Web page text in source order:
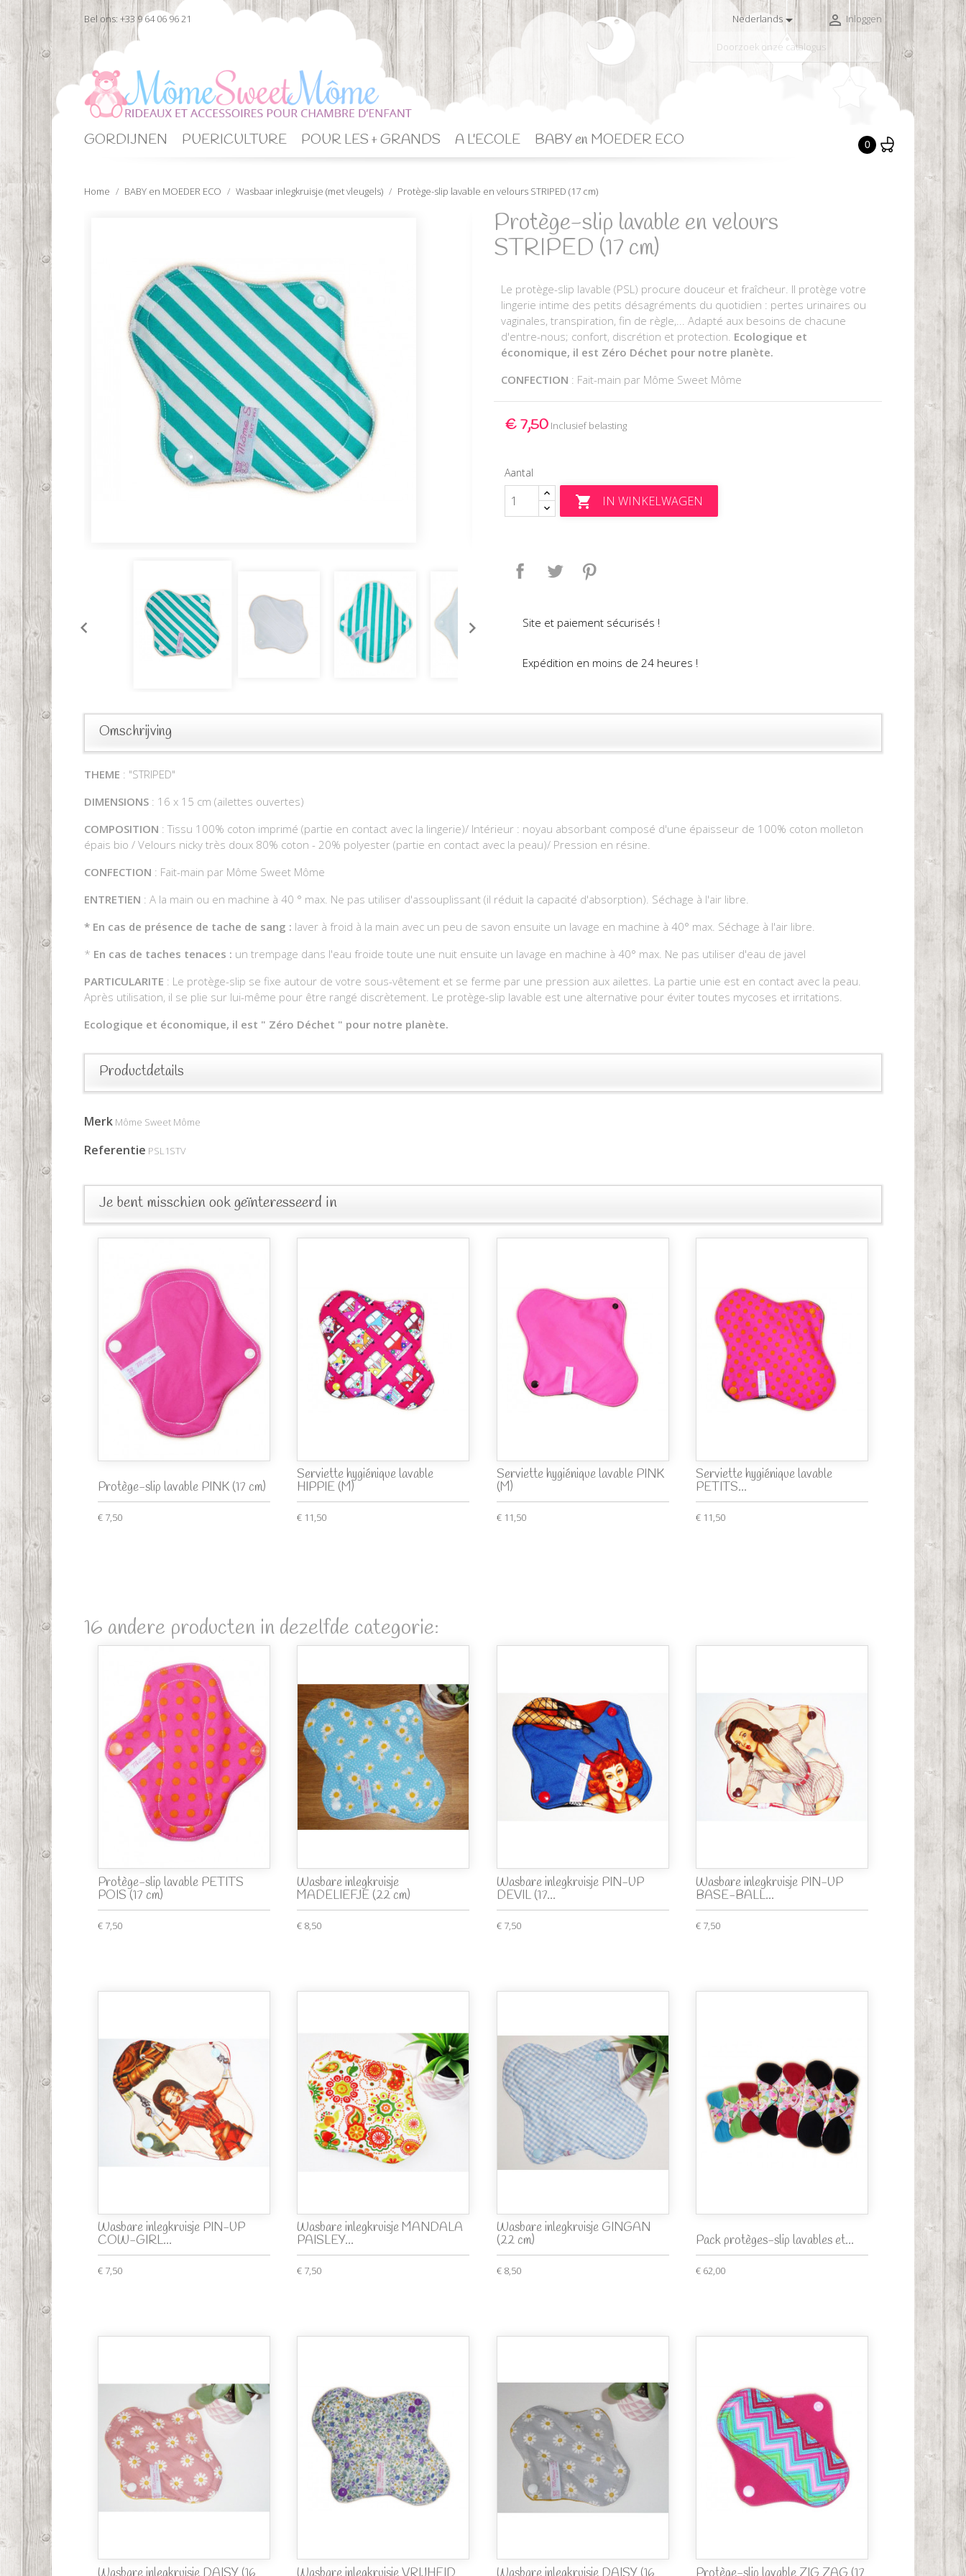
Bel ons: +33 9 64 06 96 21 Nederlands  Inloggen

GORDIJNEN PUERICULTURE POUR LES + GRANDS A L'ECOLE BABY en MOEDER ECO 0
Home BABY en MOEDER ECO Wasbaar inlegkruisje (met vleugels) Protège-slip lavable en velours STRIPED (17 cm)
Protège-slip lavable en velours
STRIPED (17 cm)
Le protège-slip lavable (PSL) procure douceur et fraîcheur. Il protège votre
lingerie intime des petits désagréments du quotidien : pertes urinaires ou
vaginales, transpiration, fin de règle,... Adapté aux besoins de chacune
d'entre-nous; confort, discrétion et protection. Ecologique et
économique, il est Zéro Déchet pour notre planète.
CONFECTION : Fait-main par Môme Sweet Môme
€ 7,50 Inclusief belasting
Aantal
 IN WINKELWAGEN
Delen Tweet
Site et paiement sécurisés !
Expédition en moins de 24 heures !
Omschrijving
THEME : "STRIPED"
DIMENSIONS : 16 x 15 cm (ailettes ouvertes)
COMPOSITION : Tissu 100% coton imprimé (partie en contact avec la lingerie)/ Intérieur : noyau absorbant composé d'une épaisseur de 100% coton molleton
épais bio / Velours nicky très doux 80% coton - 20% polyester (partie en contact avec la peau)/ Pression en résine.
CONFECTION : Fait-main par Môme Sweet Môme
ENTRETIEN : A la main ou en machine à 40 ° max. Ne pas utiliser d'assouplissant (il réduit la capacité d'absorption). Séchage à l'air libre.
* En cas de présence de tache de sang : laver à froid à la main avec un peu de savon ensuite un lavage en machine à 40° max. Séchage à l'air libre.
* En cas de taches tenaces : un trempage dans l'eau froide toute une nuit ensuite un lavage en machine à 40° max. Ne pas utiliser d'eau de javel
PARTICULARITE : Le protège-slip se fixe autour de votre sous-vêtement et se ferme par une pression aux ailettes. La partie unie est en contact avec la peau.
Après utilisation, il se plie sur lui-même pour être rangé discrètement. Le protège-slip lavable est une alternative pour éviter toutes mycoses et irritations.
Ecologique et économique, il est " Zéro Déchet " pour notre planète.
Productdetails
Merk Môme Sweet Môme
Referentie PSL1STV
Je bent misschien ook geïnteresseerd in
Protège-slip lavable PINK (17 cm)
€ 7,50
Serviette hygiénique lavable
HIPPIE (M)
€ 11,50
Serviette hygiénique lavable PINK
(M)
€ 11,50
Serviette hygiénique lavable
PETITS...
€ 11,50
16 andere producten in dezelfde categorie:
Protège-slip lavable PETITS
POIS (17 cm)
€ 7,50
Wasbare inlegkruisje
MADELIEFJE (22 cm)
€ 8,50
Wasbare inlegkruisje PIN-UP
DEVIL (17...
€ 7,50
Wasbare inlegkruisje PIN-UP
BASE-BALL...
€ 7,50
Wasbare inlegkruisje PIN-UP
COW-GIRL...
€ 7,50
Wasbare inlegkruisje MANDALA
PAISLEY...
€ 7,50
Wasbare inlegkruisje GINGAN
(22 cm)
€ 8,50
Pack protèges-slip lavables et...
€ 62,00